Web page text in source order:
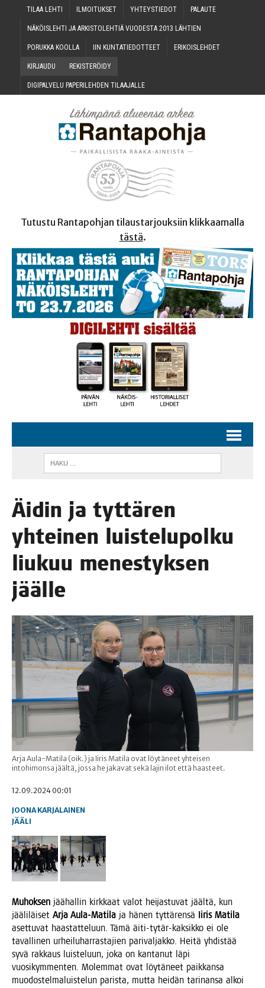
TILAA LEH­TI ILMOI­TUK­SET YHTEYS­TIE­DOT PALAU­TE
NÄKÖIS­LEH­TI JA ARKIS­TO­LEH­TIÄ VUO­DES­TA 2013 LÄHTIEN
PORUK­KA KOOLLA IIN KUN­TA­TIE­DOT­TEET ERI­KOIS­LEH­DET
KIR­JAU­DU REKIS­TE­RÖI­DY
DIGI­PAL­VE­LU PAPE­RI­LEH­DEN TILAAJALLE
Tutustu Rantapohjan tilaustarjouksiin klikkaamalla
tästä.
Äidin ja tyt­tä­ren
yhtei­nen luis­te­lu­pol­ku
liu­kuu menes­tyk­sen
jäälle
Arja Aula-Matila (oik.) ja Iiris Matila ovat löytäneet yhteisen
intohimonsa jäältä, jossa he jakavat sekä lajin ilot että haasteet.
12.09.2024 00:01
JOONA KARJALAINEN
JÄÄLI
Muhok­sen jää­hal­lin kirk­kaat valot hei­jas­tu­vat jääl­tä, kun
jää­li­läi­set Arja Aula-Mati­la ja hänen tyt­tä­ren­sä
Iiris Mati­la
aset­tu­vat haas­tat­te­luun. Tämä äiti-tytär-kak­sik­ko ei ole
taval­li­nen urhei­lu­har­ras­ta­jien pari­val­jak­ko. Hei­tä yhdis­tää
syvä rak­kaus luis­te­luun, joka on kan­ta­nut läpi
vuo­si­kym­men­ten. Molem­mat ovat löy­tä­neet paik­kan­sa
muo­dos­tel­ma­luis­te­lun paris­ta, mut­ta hei­dän tari­nan­sa alkoi